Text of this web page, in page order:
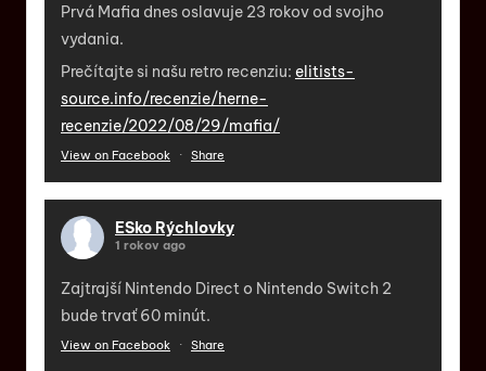
Prvá Mafia dnes oslavuje 23 rokov od svojho
vydania.
Prečítajte si našu retro recenziu: elitists-
source.info/recenzie/herne-
recenzie/2022/08/29/mafia/
View on Facebook · Share
ESko Rýchlovky
1 rokov ago
Zajtrajší Nintendo Direct o Nintendo Switch 2
bude trvať 60 minút.
View on Facebook · Share